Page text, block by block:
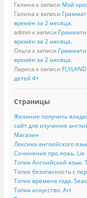
Галина к записи Мой
Галина к записи
времён за 2 месяца.
adminк записи
времён за 2 месяца.
Ольга к записи
времён за 2 месяца.
Лариса к записи
детей 4+
Страницы
Желание получить
сайт для изучения
Магазин
Лексика английского
Сочинение про ложь. Lie
Топик Английский язык.
Топик безопасность с
Топик времена года.
Топик искусство. Art